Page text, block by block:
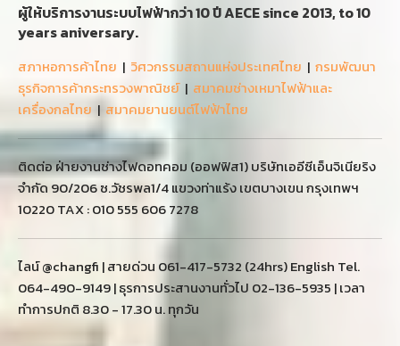
ผู้ให้บริการงานระบบไฟฟ้ากว่า 10 ปี AECE since 2013, to 10
years aniversary.
สภาหอการค้าไทย | วิศวกรรมสถานแห่งประเทศไทย | กรมพัฒนา
ธุรกิจการค้ากระทรวงพาณิชย์| สมาคมช่างเหมาไฟฟ้าและ
เครื่องกลไทย | สมาคมยานยนต์ไฟฟ้าไทย
ติดต่อ ฝ่ายงานช่างไฟดอทคอม (ออฟฟิส1) บริษัทเออีซีเอ็นจิเนียริง
จำกัด 90/206 ซ.วัชรพล1/4 แขวงท่าแร้ง เขตบางเขน กรุงเทพฯ
10220 TAX : 010 555 606 7278
ไลน์ @changfi | สายด่วน 061-417-5732 (24hrs) English Tel.
064-490-9149 | ธุรการประสานงานทั่วไป 02-136-5935 | เวลา
ทำการปกติ 8.30 - 17.30 น. ทุกวัน